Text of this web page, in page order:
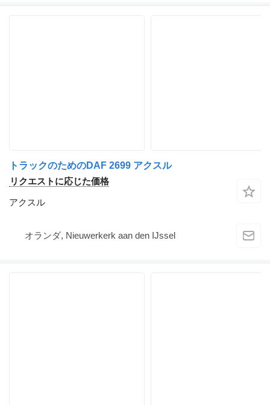
トラックのためのDAF 2699 アクスル
リクエストに応じた価格
アクスル
オランダ, Nieuwerkerk aan den IJssel